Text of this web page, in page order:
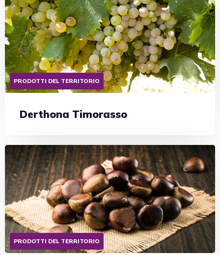
PRODOTTI DEL TERRITORIO
Derthona Timorasso
PRODOTTI DEL TERRITORIO